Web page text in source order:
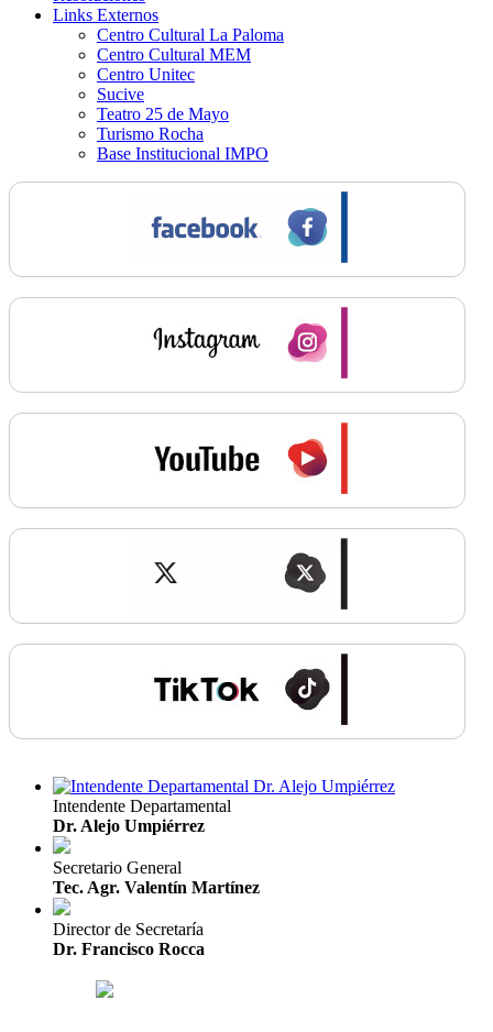
Links Externos
Centro Cultural La Paloma
Centro Cultural MEM
Centro Unitec
Sucive
Teatro 25 de Mayo
Turismo Rocha
Base Institucional IMPO
Intendente Departamental
Dr. Alejo Umpiérrez
Secretario General
Tec. Agr. Valentín Martínez
Director de Secretaría
Dr. Francisco Rocca